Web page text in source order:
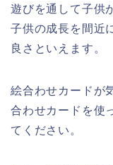
遊びを通して子供
子供の成長を間近
良さといえます。
絵合わせカードが
合わせカードを使
てください。